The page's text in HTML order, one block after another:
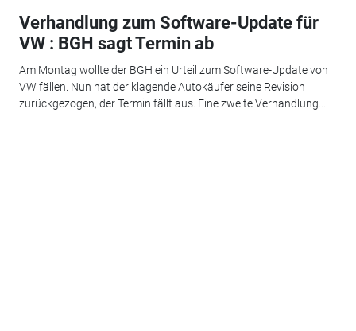
Verhandlung zum Software-Update für
VW : BGH sagt Termin ab
Am Montag wollte der BGH ein Urteil zum Software-Update von
VW fällen. Nun hat der klagende Autokäufer seine Revision
zurückgezogen, der Termin fällt aus. Eine zweite Verhandlung...